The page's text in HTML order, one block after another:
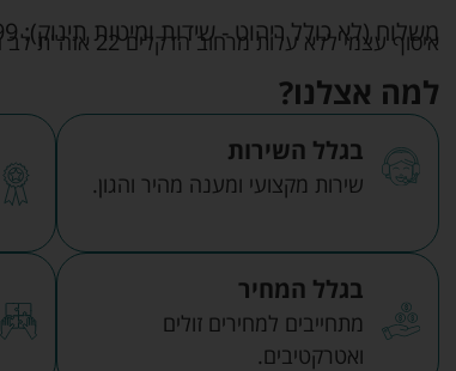
משלוח (לא כולל ריהוט - שידות ומיטות תינוק):
איסוף עצמי ללא עלות מרחוב הדקלים 22 אזה"ת לב הארץ ראש העין
למה אצלנו?
בגלל השירות
שירות מקצועי ומענה מהיר והגון.
בגלל המחיר
מתחייבים למחירים זולים
ואטרקטיבים.